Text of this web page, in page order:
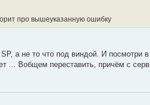
про вышеуказанную ошибку
а не то что под виндой. И посмотри в
... Вобщем переставить, причём с